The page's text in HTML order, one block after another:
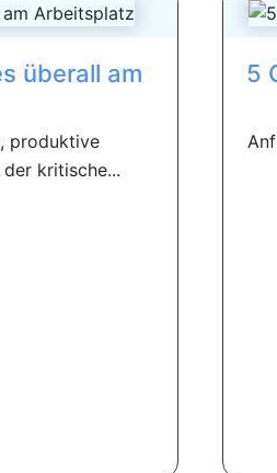
überall am
produktive
kritische...
5